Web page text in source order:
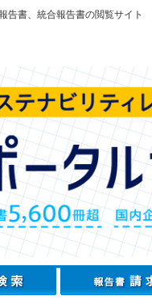
告書、統合報告書の閲覧サイト